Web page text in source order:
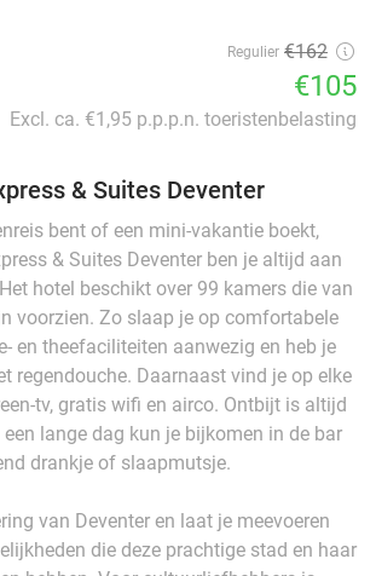
Regulier €162
€105
Excl. ca. €1,95 p.p.p.n. toeristenbelasting
& Suites Deventer
bent of een mini-vakantie boekt,
& Suites Deventer ben je altijd aan
hotel beschikt over 99 kamers die van
voorzien. Zo slaap je op comfortabele
en theefaciliteiten aanwezig en heb je
regendouche. Daarnaast vind je op elke
tv, gratis wifi en airco. Ontbijt is altijd
lange dag kun je bijkomen in de bar
drankje of slaapmutsje.
van Deventer en laat je meevoeren
die deze prachtige stad en haar